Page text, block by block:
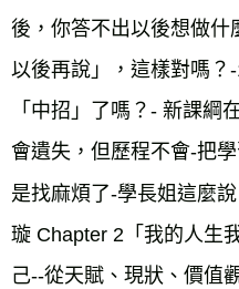
後，你答不出以後想做什
以後再說」，這樣對嗎？
「中招」了嗎？- 新課綱
會遺失，但歷程不會-把
是找麻煩了-學長姐這麼
璇 Chapter 2「我的人生
己--從天賦、現狀、價值